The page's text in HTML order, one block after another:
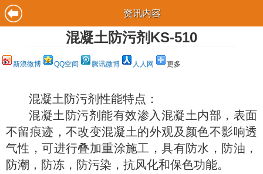
资讯内容
混凝土防污剂KS-510
新浪微博 QQ空间 腾讯微博 人人网 更多
混凝土防污剂性能特点：
混凝土防污剂能有效渗入混凝土内部，表面
不留痕迹，不改变混凝土的外观及颜色不影响透
气性，可进行叠加重涂施工，具有防水，防油，
防潮，防冻，防污染，抗风化和保色功能。